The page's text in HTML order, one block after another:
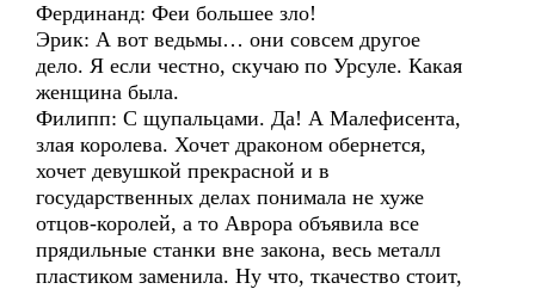
Фердинанд: Феи большее зло!
Эрик: А вот ведьмы… они совсем другое
дело. Я если честно, скучаю по Урсуле. Какая
женщина была.
Филипп: С щупальцами. Да! А Малефисента,
злая королева. Хочет драконом обернется,
хочет девушкой прекрасной и в
государственных делах понимала не хуже
отцов-королей, а то Аврора объявила все
прядильные станки вне закона, весь металл
пластиком заменила. Ну что, ткачество стоит,